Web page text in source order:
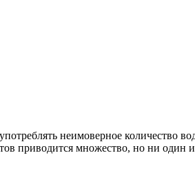
неимоверное количество
приводится множество, но ни один